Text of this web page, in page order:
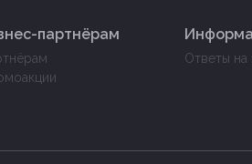
партнёрам
Ответы